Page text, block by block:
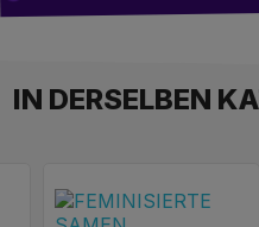
IN DERSELBEN